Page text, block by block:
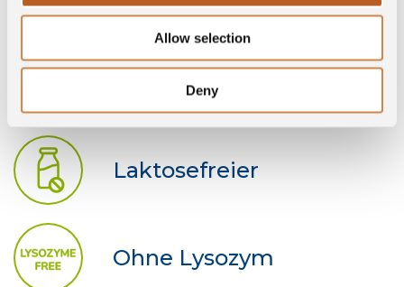
Allow selection
Deny
Glutenfrei
Laktosefreier
Ohne Lysozym